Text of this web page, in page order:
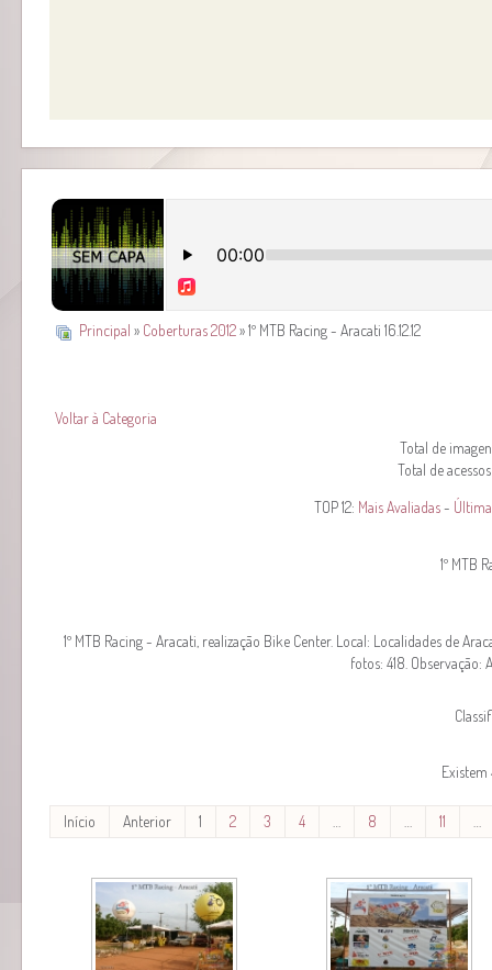
Principal » Coberturas 2012» 1º MTB Racing - Aracati 16.12.12
Voltar à Categoria
Total de
Total de
TOP 12: Mais Avaliadas-
1º MTB
1º MTB Racing - Aracati, realização Bike Center. Local: Localidades de
fotos: 418. Observação:
Existem
Início Anterior 1 2 3 4 8 11